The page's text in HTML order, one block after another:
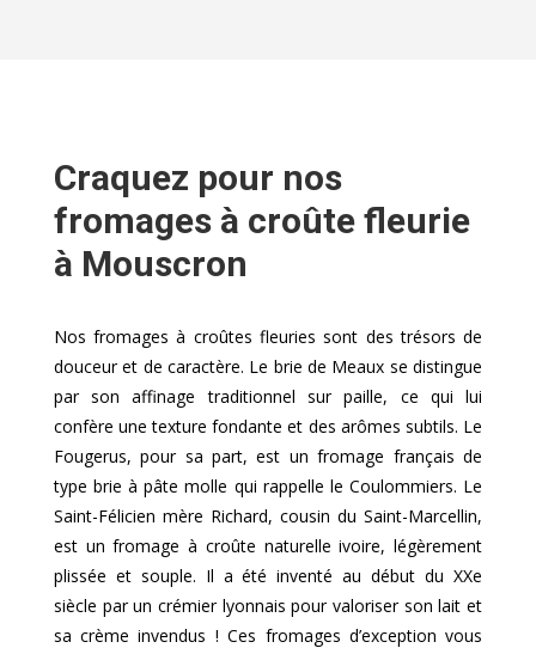
Craquez pour nos
fromages à croûte fleurie
à Mouscron
Nos fromages à croûtes fleuries sont des trésors de
douceur et de caractère. Le brie de Meaux se distingue
par son affinage traditionnel sur paille, ce qui lui
confère une texture fondante et des arômes subtils. Le
Fougerus, pour sa part, est un fromage français de
type brie à pâte molle qui rappelle le Coulommiers. Le
Saint-Félicien mère Richard, cousin du Saint-Marcellin,
est un fromage à croûte naturelle ivoire, légèrement
plissée et souple. Il a été inventé au début du XXe
siècle par un crémier lyonnais pour valoriser son lait et
sa crème invendus ! Ces fromages d’exception vous